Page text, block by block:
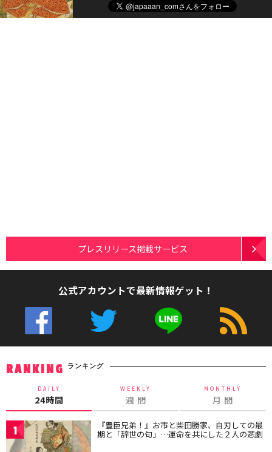
プレスリリース掲載サービス
公式アカウントで最新情報ゲット！
RANKING ランキング
DAILY
24時間
WEEKLY
週 間
MONTHLY
月 間
1 『豊臣兄弟！』お市と柴田勝家、自刃しての最
期と「辞世の句」…運命を共にした２人の悲劇